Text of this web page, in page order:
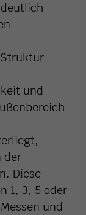
und
der
Diese
1, 3, 5 oder
und